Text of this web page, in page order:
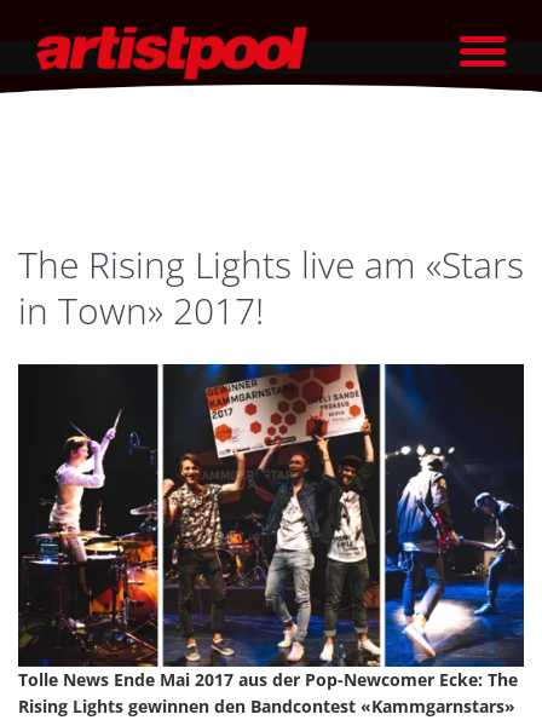
The Rising Lights live am «Stars
in Town» 2017!
Tolle News Ende Mai 2017 aus der Pop-Newcomer Ecke: The
Rising Lights gewinnen den Bandcontest «Kammgarnstars»